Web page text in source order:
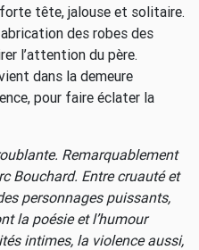
forte tête, jalouse et solitaire.
des robes des
l’attention du père.
dans la demeure
pour faire éclater la
Remarquablement
Bouchard. Entre cruauté et
personnages puissants,
la poésie et l’humour
intimes, la violence aussi,